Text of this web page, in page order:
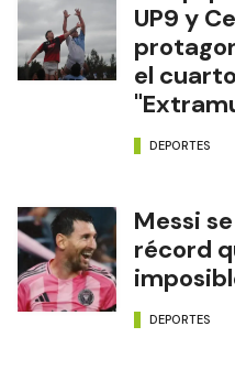
UP9 y
el
DEPORTES
Messi
récord
DEPORTES